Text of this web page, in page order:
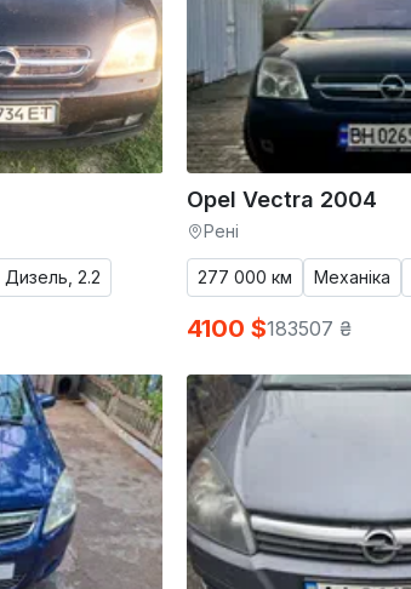
Дизель, 2.2
Opel Vectra 2004
Рені
277 000 км Механіка
4100 $183507 ₴